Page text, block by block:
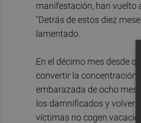
manifestación, han vuelto
"Detrás de estos diez
lamentado.
En el décimo mes desde
convertir la concentración
embarazada de ocho
los damnificados y volver
víctimas no cogen